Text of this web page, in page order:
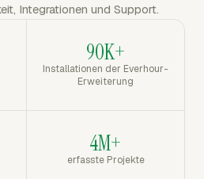
Integrationen und Support.
90K+
Installationen der Everhour-
Erweiterung
4M+
erfasste Projekte